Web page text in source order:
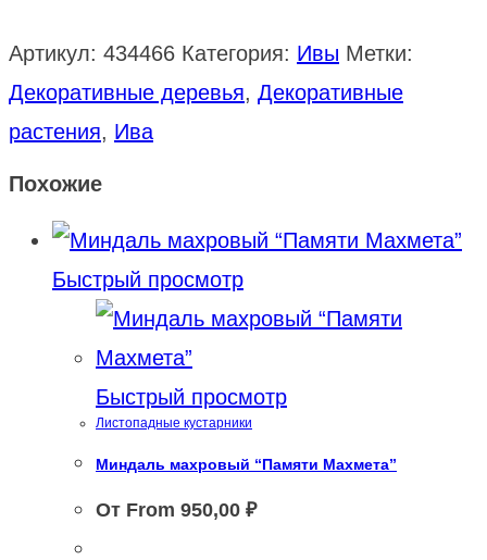
Артикул: 434466 Категория: Ивы Метки:
Декоративные деревья, Декоративные
растения, Ива
Похожие
Быстрый просмотр
Быстрый просмотр
Листопадные кустарники
Миндаль махровый “Памяти Махмета”
От From 950,00 ₽